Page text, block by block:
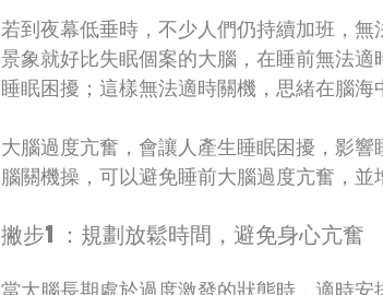
若到夜幕低垂時，不少人們仍持續加班，
景象就好比失眠個案的大腦，在睡前無法
睡眠困擾；這樣無法適時關機，思緒在腦海
大腦過度亢奮，會讓人產生睡眠困擾，影
腦關機操，可以避免睡前大腦過度亢奮，並
撇步1：規劃放鬆時間，避免身心亢奮
當大腦長期處於過度激發的狀態時，適時